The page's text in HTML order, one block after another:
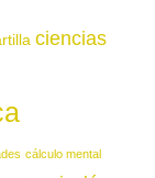
ciencias
cálculo mental